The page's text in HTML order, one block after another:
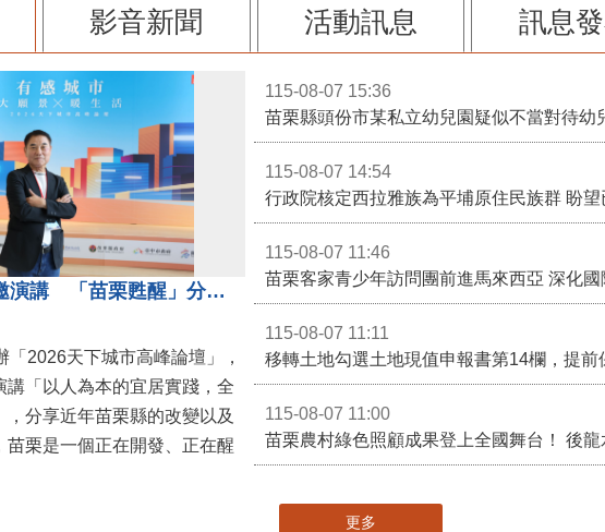
影音新聞 活動訊息 訊息
苗栗縣長鍾東錦受邀演講 「苗栗甦醒」分享近年轉變
2026天下城市高峰論壇」，
講「以人為本的宜居實踐，全
分享近年苗栗縣的改變以及
苗栗是一個正在開發、正在醒
115-08-07 15:36
苗栗縣頭份市某私立幼兒園疑似不當對待幼
115-08-07 14:54
115-08-07 11:46
苗栗客家青少年訪問團前進馬來西亞 深化
115-08-07 11:11
移轉土地勾選土地現值申報書第14欄，提前
115-08-07 11:00
更多